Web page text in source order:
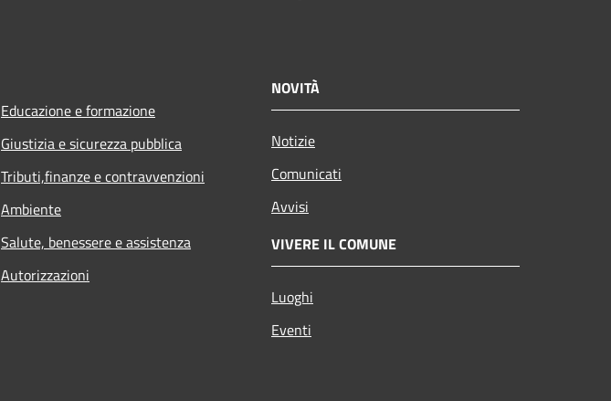
Educazione e formazione
Giustizia e sicurezza pubblica
Tributi,finanze e contravvenzioni
Ambiente
Salute, benessere e assistenza
Autorizzazioni
NOVITÀ
Notizie
Comunicati
Avvisi
VIVERE IL COMUNE
Luoghi
Eventi